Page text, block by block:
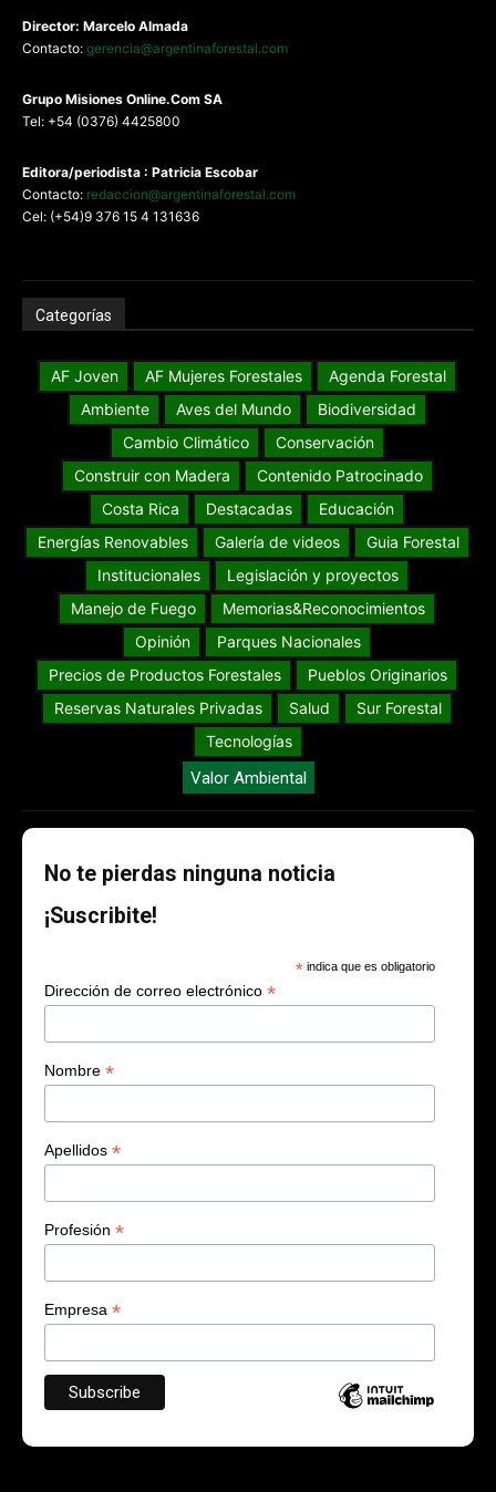
Director: Marcelo Almada
Contacto: gerencia@argentinaforestal.com
Grupo Misiones Online.Com SA
Tel: +54 (0376) 4425800
Editora/periodista : Patricia Escobar
Contacto: redaccion@argentinaforestal.com
Cel: (+54)9 376 15 4 131636
Categorías
AF Joven AF Mujeres Forestales
Agenda Forestal
Ambiente
Aves del Mundo
Biodiversidad
Cambio Climático
Conservación
Construir con Madera
Contenido Patrocinado
Costa Rica
Destacadas
Educación
Energías Renovables
Galería de videos
Guia Forestal
Institucionales
Legislación y proyectos
Manejo de Fuego
Memorias&Reconocimientos
Opinión
Parques Nacionales
Precios de Productos Forestales
Pueblos Originarios
Reservas Naturales Privadas
Salud
Sur Forestal
Tecnologías
Valor Ambiental
No te pierdas ninguna noticia
¡Suscribite!
* indica que es obligatorio
Dirección de correo electrónico *
Nombre *
Apellidos *
Profesión *
Empresa *